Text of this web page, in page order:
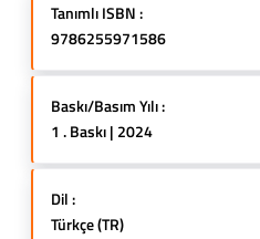
Tanımlı ISBN :
9786255971586
Baskı/Basım Yılı :
1 . Baskı | 2024
Dil :
Türkçe (TR)